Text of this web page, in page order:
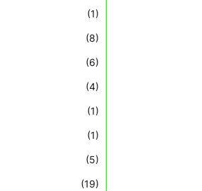
(1)
(8)
(6)
(4)
(1)
(1)
(5)
(19)